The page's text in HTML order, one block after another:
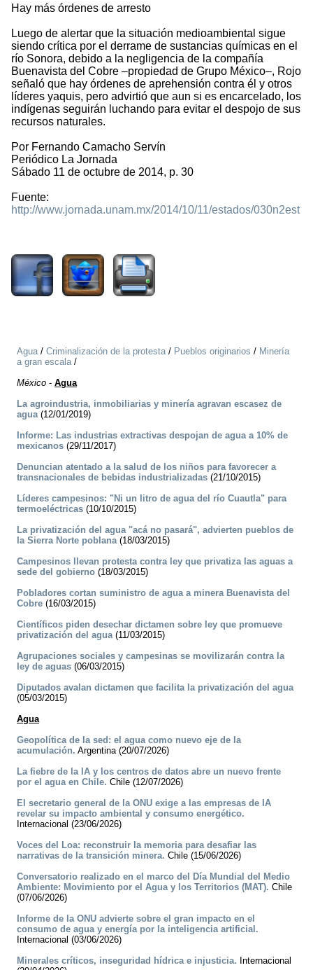
Hay más órdenes de arresto
Luego de alertar que la situación medioambiental sigue
siendo crítica por el derrame de sustancias químicas en el
río Sonora, debido a la negligencia de la compañía
Buenavista del Cobre –propiedad de Grupo México–, Rojo
señaló que hay órdenes de aprehensión contra él y otros
líderes yaquis, pero advirtió que aun si es encarcelado, los
indígenas seguirán luchando para evitar el despojo de sus
recursos naturales.
Por Fernando Camacho Servín
Periódico La Jornada
Sábado 11 de octubre de 2014, p. 30
Fuente:
http://www.jornada.unam.mx/2014/10/11/estados/030n2est
Agua/ Criminalización de la protesta/ Pueblos originarios / Minería
a gran escala/
México - Agua
La agroindustria, inmobiliarias y minería agravan escasez de
agua(12/01/2019)
Informe: Las industrias extractivas despojan de agua a 10% de
mexicanos (29/11/2017)
Denuncian atentado a la salud de los niños para favorecer a
transnacionales de bebidas industrializadas (21/10/2015)
Líderes campesinos: "Ni un litro de agua del río Cuautla" para
termoeléctricas (10/10/2015)
La privatización del agua "acá no pasará", advierten pueblos de
la Sierra Norte poblana(18/03/2015)
Campesinos llevan protesta contra ley que privatiza las aguas a
sede del gobierno (18/03/2015)
Pobladores cortan suministro de agua a minera Buenavista del
Cobre (16/03/2015)
Científicos piden desechar dictamen sobre ley que promueve
privatización del agua(11/03/2015)
Agrupaciones sociales y campesinas se movilizarán contra la
ley de aguas (06/03/2015)
Diputados avalan dictamen que facilita la privatización del agua
(05/03/2015)
Agua
Geopolítica de la sed: el agua como nuevo eje de la
acumulación. Argentina (20/07/2026)
La fiebre de la IA y los centros de datos abre un nuevo frente
por el agua en Chile. Chile (12/07/2026)
El secretario general de la ONU exige a las empresas de IA
revelar su impacto ambiental y consumo energético.
Internacional (23/06/2026)
Voces del Loa: reconstruir la memoria para desafiar las
narrativas de la transición minera. Chile (15/06/2026)
Conversatorio realizado en el marco del Día Mundial del Medio
Ambiente: Movimiento por el Agua y los Territorios (MAT). Chile
(07/06/2026)
Informe de la ONU advierte sobre el gran impacto en el
consumo de agua y energía por la inteligencia artificial.
Internacional (03/06/2026)
Minerales críticos, inseguridad hídrica e injusticia. Internacional